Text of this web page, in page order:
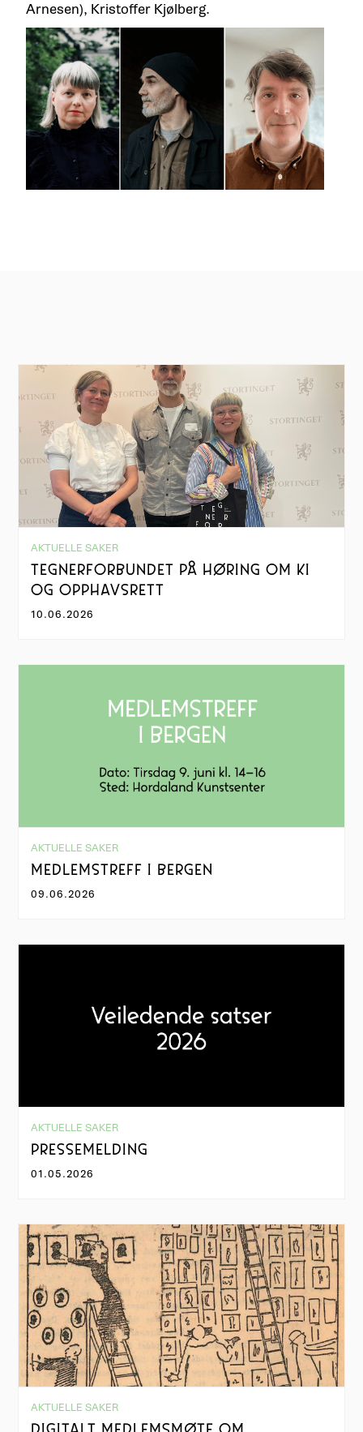
Arnesen), Kristoffer Kjølberg.
AKTUELLE SAKER
TEGNERFORBUNDET PÅ HØRING OM KI
OG OPPHAVSRETT
10.06.2026
AKTUELLE SAKER
MEDLEMSTREFF I BERGEN
09.06.2026
AKTUELLE SAKER
PRESSEMELDING
01.05.2026
AKTUELLE SAKER